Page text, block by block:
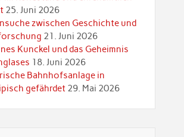
25. Juni 2026
zwischen Geschichte und
21. Juni 2026
Kunckel und das Geheimnis
18. Juni 2026
Bahnhofsanlage in
gefährdet 29. Mai 2026